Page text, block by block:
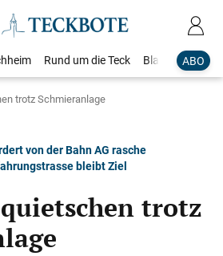
ABO
Rund um die Teck Blaulicht
trotz Schmieranlage
von der Bahn AG rasche
bleibt Ziel
trotz